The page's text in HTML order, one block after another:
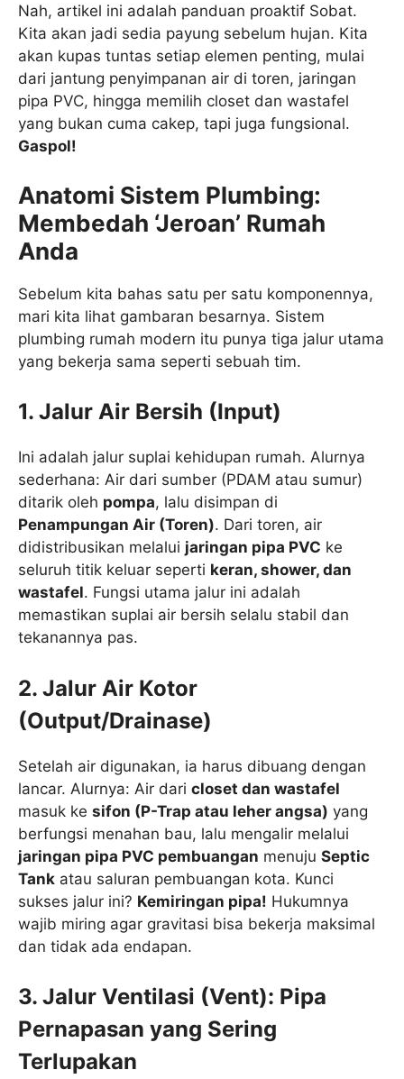
Nah, artikel ini adalah panduan proaktif Sobat.
Kita akan jadi sedia payung sebelum hujan. Kita
akan kupas tuntas setiap elemen penting, mulai
dari jantung penyimpanan air di toren, jaringan
pipa PVC, hingga memilih closet dan wastafel
yang bukan cuma cakep, tapi juga fungsional.
Gaspol!
Anatomi Sistem Plumbing:
Membedah ‘Jeroan’ Rumah
Anda
Sebelum kita bahas satu per satu komponennya,
mari kita lihat gambaran besarnya. Sistem
plumbing rumah modern itu punya tiga jalur utama
yang bekerja sama seperti sebuah tim.
1. Jalur Air Bersih (Input)
Ini adalah jalur suplai kehidupan rumah. Alurnya
sederhana: Air dari sumber (PDAM atau sumur)
ditarik oleh pompa, lalu disimpan di
Penampungan Air (Toren). Dari toren, air
didistribusikan melalui jaringan pipa PVC ke
seluruh titik keluar seperti keran, shower, dan
wastafel. Fungsi utama jalur ini adalah
memastikan suplai air bersih selalu stabil dan
tekanannya pas.
2. Jalur Air Kotor
(Output/Drainase)
Setelah air digunakan, ia harus dibuang dengan
lancar. Alurnya: Air dari closet dan wastafel
masuk ke sifon (P-Trap atau leher angsa) yang
berfungsi menahan bau, lalu mengalir melalui
jaringan pipa PVC pembuangan menuju Septic
Tank atau saluran pembuangan kota. Kunci
sukses jalur ini? Kemiringan pipa! Hukumnya
wajib miring agar gravitasi bisa bekerja maksimal
dan tidak ada endapan.
3. Jalur Ventilasi (Vent): Pipa
Pernapasan yang Sering
Terlupakan